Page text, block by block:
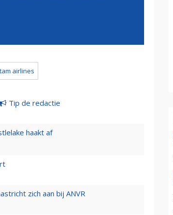
airlines
Tip de redactie
haakt af
zich aan bij ANVR